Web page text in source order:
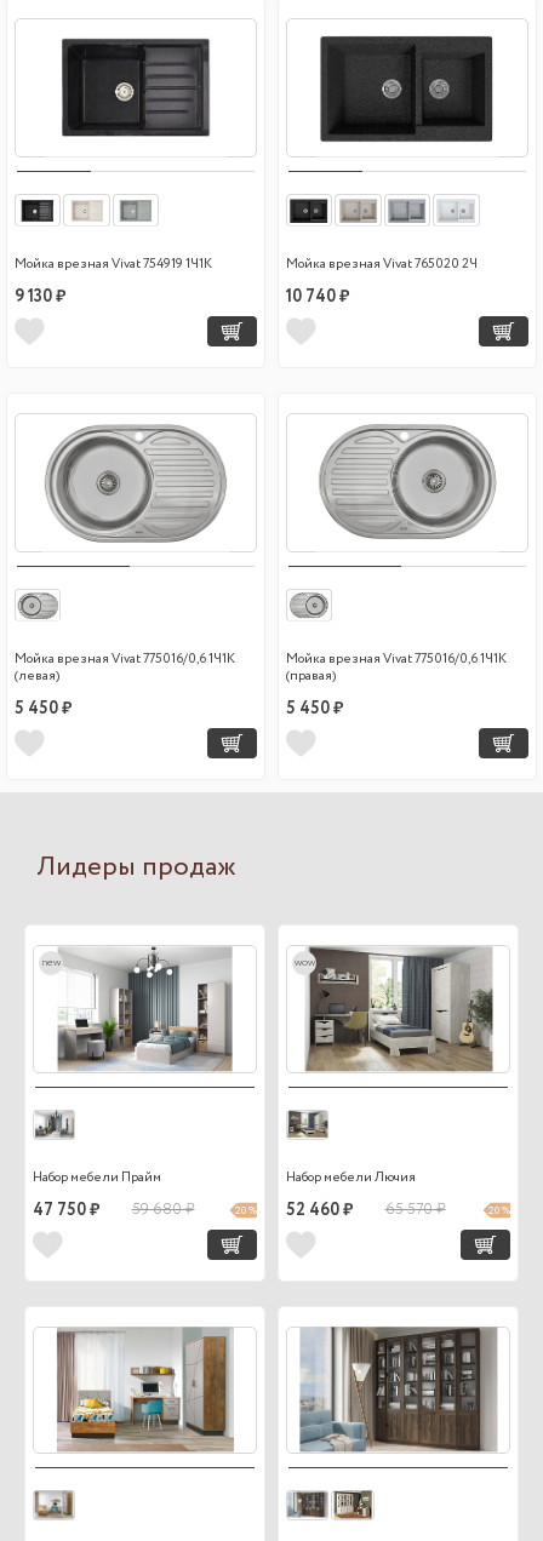
Мойка врезная Vivat 754919 1Ч1К
9 130 ₽
Мойка врезная Vivat 765020 2Ч
10 740 ₽
Мойка врезная Vivat 775016/0,6 1Ч1К
(левая)
5 450 ₽
Мойка врезная Vivat 775016/0,6 1Ч1К
(правая)
5 450 ₽
Лидеры продаж
new
Набор мебели Прайм
47 750 ₽ 59 680 ₽ 20 %
wow
Набор мебели Лючия
52 460 ₽ 65 570 ₽ 20 %